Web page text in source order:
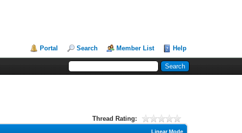
Portal Search Member List Help
Thread Rating:
Linear Mode